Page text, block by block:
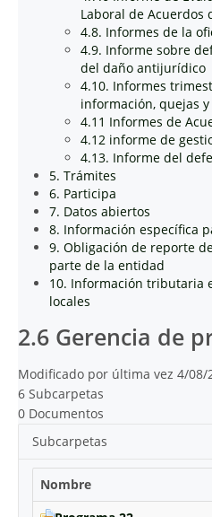
Laboral de Acuerdos
4.8. Informes de la
4.9. Informe sobre
del daño antijurídico
4.10. Informes
información, quejas
4.11 Informes de
4.12 informe de
4.13. Informe del
5. Trámites
6. Participa
7. Datos abiertos
8. Información específica
9. Obligación de reporte
parte de la entidad
10. Información tributaria
locales
2.6 Gerencia de
Modificado por última vez 4/08/
6 Subcarpetas
0 Documentos
Subcarpetas
Nombre